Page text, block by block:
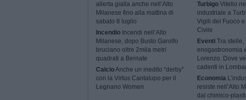
allerta gialla anche nell’Alto
Milanese fino alla mattina di
sabato 8 luglio
Incendio Incendi nell’Alto
Milanese, dopo Busto Garolfo
bruciano oltre 2mila metri
quadrati a Bernate
CalcioAnche un inedito “derby”
con la Virtus Cantalupo per il
Legnano Women
TurbigoVitello
industriale a
Vigili del Fuoco
Civile
EventiTra stelle,
enogastronomia
Lorenzo. Dove
cadenti in
Economia
resiste nell’Alto
dal chimico-